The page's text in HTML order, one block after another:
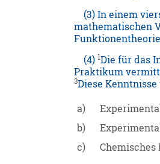
(3) In einem
mathematischen
(4)1Die für das
Praktikum
3Diese
a)
b)
c)